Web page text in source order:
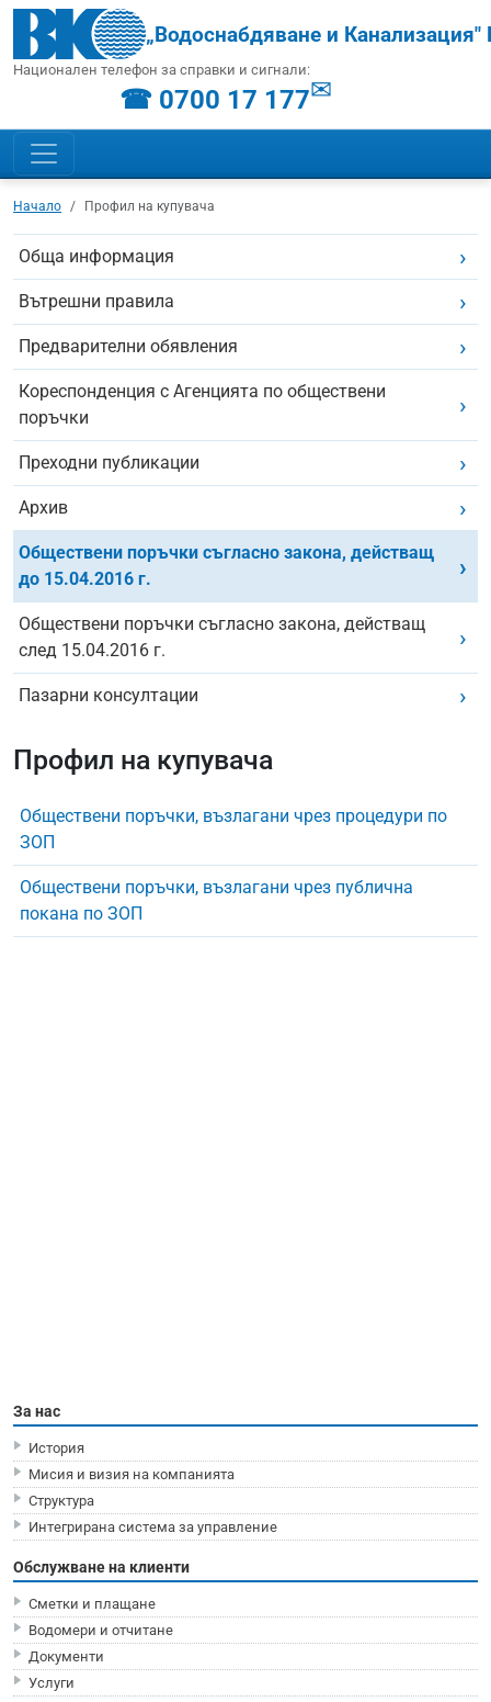
„Водоснабдяване и Канализация"
Национален телефон за справки и сигнали:
☎ 0700 17 177✉
Начало Профил на купувача
Обща информация
Вътрешни правила
Предварителни обявления
Кореспонденция с Агенцията по обществени
поръчки
Преходни публикации
Архив
Обществени поръчки съгласно закона, действащ
до 15.04.2016 г.
Обществени поръчки съгласно закона, действащ
след 15.04.2016 г.
Пазарни консултации
Профил на купувача
Обществени поръчки, възлагани чрез процедури по
ЗОП
Обществени поръчки, възлагани чрез публична
покана по ЗОП
За нас
История
Мисия и визия на компанията
Структура
Интегрирана система за управление
Обслужване на клиенти
Сметки и плащане
Водомери и отчитане
Документи
Услуги